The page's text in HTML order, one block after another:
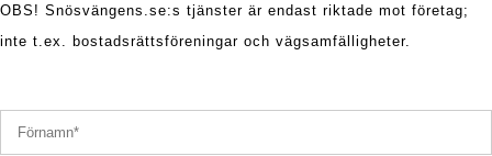
OBS! Snösvängens.se:s tjänster är endast riktade mot företag;
inte t.ex. bostadsrättsföreningar och vägsamfälligheter.